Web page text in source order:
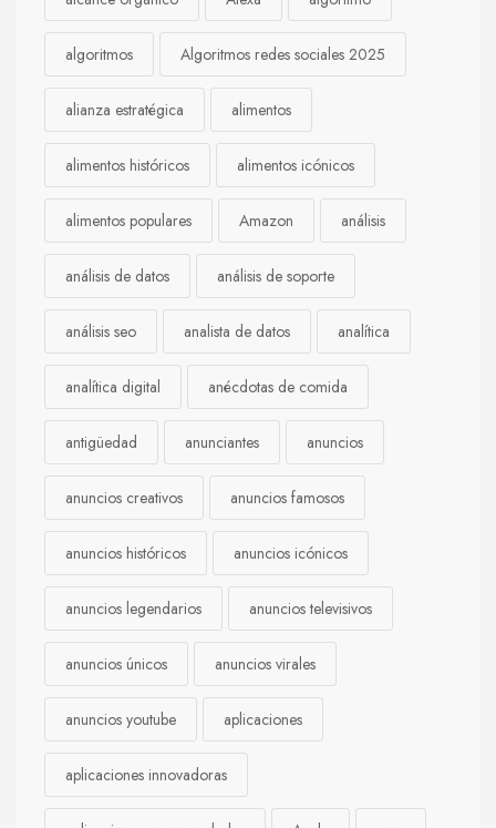
algoritmos Algoritmos redes sociales 2025
alianza estratégica alimentos
alimentos históricos alimentos icónicos
alimentos populares Amazon análisis
análisis de datos análisis de soporte
análisis seo analista de datos analítica
analítica digital anécdotas de comida
antigüedad anunciantes anuncios
anuncios creativos anuncios famosos
anuncios históricos anuncios icónicos
anuncios legendarios anuncios televisivos
anuncios únicos anuncios virales
anuncios youtube aplicaciones
aplicaciones innovadoras